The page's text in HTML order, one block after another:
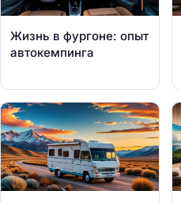
Жизнь в фургоне: опыт
автокемпинга